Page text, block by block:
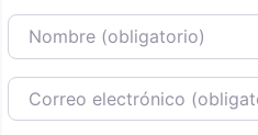
Nombre
Correo Electronico